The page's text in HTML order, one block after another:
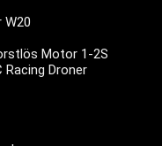
Motor 1-2S
Racing Droner